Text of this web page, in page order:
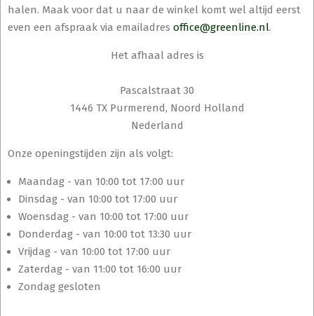
halen. Maak voor dat u naar de winkel komt wel altijd eerst
even een afspraak via emailadres office@greenline.nl.
Het afhaal adres is
Pascalstraat 30
1446 TX Purmerend, Noord Holland
Nederland
Onze openingstijden zijn als volgt:
Maandag - van 10:00 tot 17:00 uur
Dinsdag - van 10:00 tot 17:00 uur
Woensdag - van 10:00 tot 17:00 uur
Donderdag - van 10:00 tot 13:30 uur
Vrijdag - van 10:00 tot 17:00 uur
Zaterdag - van 11:00 tot 16:00 uur
Zondag gesloten